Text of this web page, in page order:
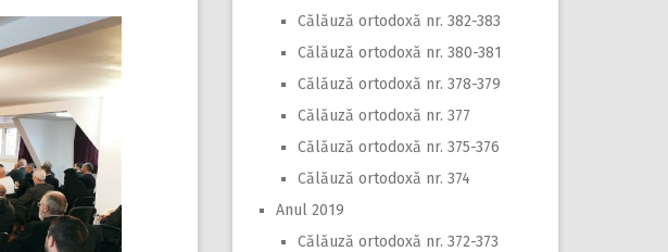
Călăuză ortodoxă nr. 382-383
Călăuză ortodoxă nr. 380-381
Călăuză ortodoxă nr. 378-379
Călăuză ortodoxă nr. 377
Călăuză ortodoxă nr. 375-376
Călăuză ortodoxă nr. 374
Anul 2019
Călăuză ortodoxă nr. 372-373